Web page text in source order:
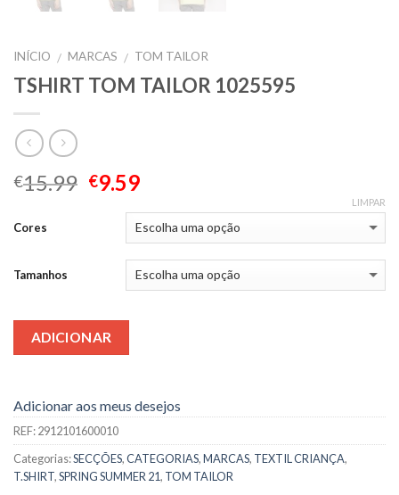
INÍCIO / MARCAS / TOM TAILOR
TSHIRT TOM TAILOR 1025595
€15.99 €9.59
Cores
Tamanhos
LIMPAR
ADICIONAR
Adicionar aos meus desejos
REF:2912101600010
Categorias:SECÇÕES,CATEGORIAS,MARCAS, TEXTIL CRIANÇA,
T.SHIRT,SPRING SUMMER 21, TOM TAILOR